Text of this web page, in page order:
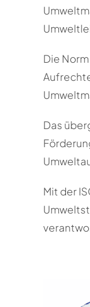
Die
Das
Mit der